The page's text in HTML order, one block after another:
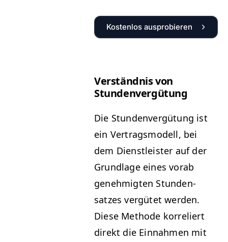
Kostenlos ausprobieren
Ver­ständ­nis von
Stundenvergütung
Die Stun­den­vergü­tung ist
ein Ver­tragsmod­ell, bei
dem Dien­stleis­ter auf der
Grund­lage eines vor­ab
genehmigten Stun­den­
satzes vergütet wer­den.
Diese Meth­ode kor­re­liert
direkt die Ein­nah­men mit